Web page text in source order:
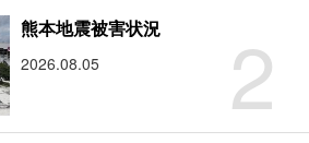
2
熊本地震被害状況
2026.08.05